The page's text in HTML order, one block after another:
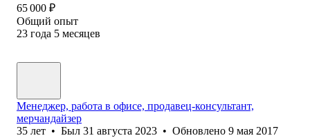
65 000 ₽
Общий опыт
23 года 5 месяцев
Менеджер, работа в офисе, продавец-консультант,
мерчандайзер
35 лет • Был 31 августа 2023 • Обновлено 9 мая 2017